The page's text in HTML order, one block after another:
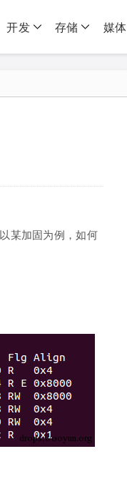
开发 存储 媒体
某加固为例，如何